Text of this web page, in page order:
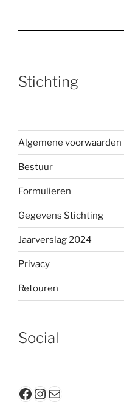
Stichting
Algemene voorwaarden
Bestuur
Formulieren
Gegevens Stichting
Jaarverslag 2024
Privacy
Retouren
Social
Facebook
Instagram
E-mail